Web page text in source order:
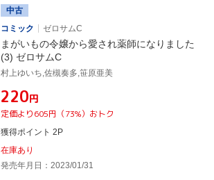
中古
コミック
ゼロサムC
まがいもの令嬢から愛され薬師になりました
(3) ゼロサムC
村上ゆいち,佐槻奏多,笹原亜美
¥220円
定価より605円（73%）おトク
獲得ポイント 2P
在庫あり
発売年月日：2023/01/31